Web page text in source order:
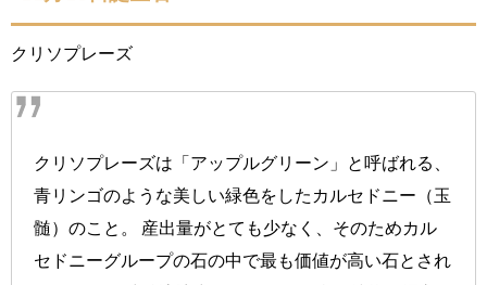
クリソプレーズ
クリソプレーズは「アップルグリーン」と呼ばれる、
青リンゴのような美しい緑色をしたカルセドニー（玉
髄）のこと。 産出量がとても少なく、そのためカル
セドニーグループの石の中で最も価値が高い石とされ